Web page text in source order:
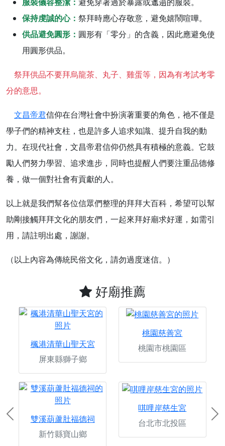
保持虔誠的心： 祭拜時應心存敬意，避免嬉鬧喧嘩。
供品避免圓形： 圓形有「零分」的含義，因此應避免使
用圓形供品。
祭拜供品不要拜烏龍茶、丸子、雞蛋等，因為有考試考零
分的意思。
文昌帝君信仰在台灣社會中扮演著重要的角色，祂不僅是
學子們的精神支柱，也是許多人追求知識、提升自我的動
力。在現代社會，文昌帝君信仰仍然具有積極的意義。它鼓
勵人們努力學習、追求進步，同時也提醒人們要注重品德修
養，做一個對社會有貢獻的人。
以上就是我們幫各位信眾們整理的拜拜大百科，希望可以幫
助剛接觸拜拜文化的朋友們，一起來拜好廟求好運，如需引
用，請註明出處，謝謝。
（以上內容為傳統民俗文化，請勿過度迷信。）
好廟推薦
楓港清華山聖天宮
屏東縣獅子鄉
桃園慈善宮
桃園市桃園區
雙溪葫蘆肚福德祠
新竹縣寶山鄉
唭哩岸慈生宮
台北市北投區
Previous